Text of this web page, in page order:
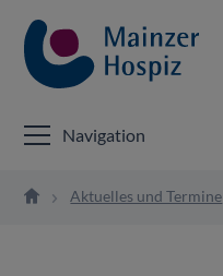
Navigation
Aktuelles und Termine